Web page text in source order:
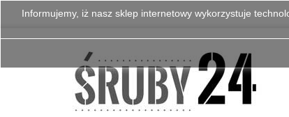
Informujemy, iż nasz sklep internetowy wykorzystuje